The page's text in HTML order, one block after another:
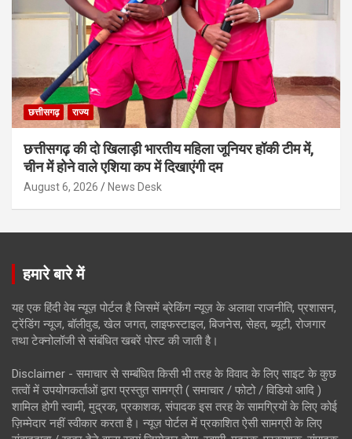
छत्तीसगढ़ राज्य
छत्तीसगढ़ की दो खिलाड़ी भारतीय महिला जूनियर हॉकी टीम में,
चीन में होने वाले एशिया कप में दिखाएंगी दम
August 6, 2026 News Desk
हमारे बारे में
यह एक हिंदी वेब न्यूज़ पोर्टल है जिसमें ब्रेकिंग न्यूज़ के अलावा राजनीति, प्रशासन,
ट्रेंडिंग न्यूज, बॉलीवुड, खेल जगत, लाइफस्टाइल, बिजनेस, सेहत, ब्यूटी, रोजगार
तथा टेक्नोलॉजी से संबंधित खबरें पोस्ट की जाती है।
Disclaimer - समाचार से सम्बंधित किसी भी तरह के विवाद के लिए साइट के कुछ
तत्वों में उपयोगकर्ताओं द्वारा प्रस्तुत सामग्री ( समाचार / फोटो / विडियो आदि )
शामिल होगी स्वामी, मुद्रक, प्रकाशक, संपादक इस तरह के सामग्रियों के लिए कोई
ज़िम्मेदार नहीं स्वीकार करता है। न्यूज़ पोर्टल में प्रकाशित ऐसी सामग्री के लिए